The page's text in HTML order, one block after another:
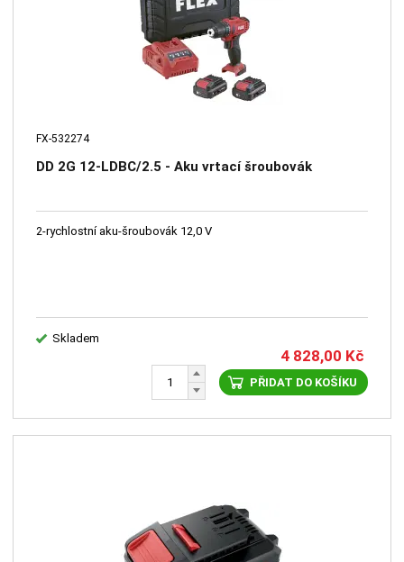
FX-532274
DD 2G 12-LDBC/2.5 - Aku vrtací šroubovák
2-rychlostní aku-šroubovák 12,0 V
Skladem
4 828,00 Kč
PŘIDAT DO KOŠÍKU